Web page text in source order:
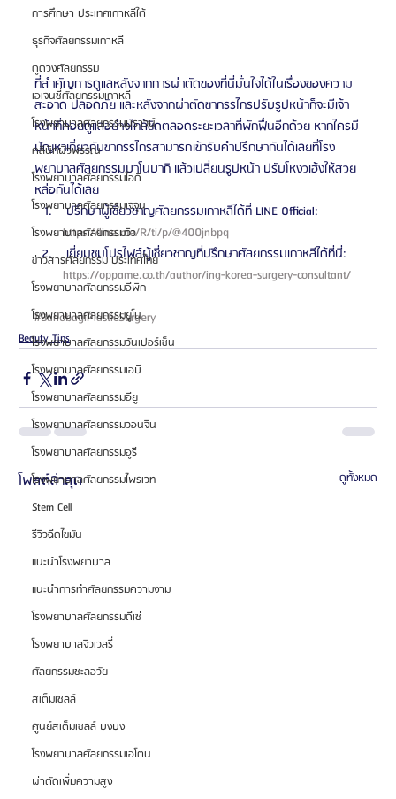
การศึกษา ประเทศเกาหลีใต้
ธุรกิจศัลยกรรมเกาหลี
ดูดวงศัลยกรรม
เอเจนซี่ศัลยกรรมเกาหลี
โรงพยาบาลศัลยกรรมบราวน์
คลินิกผิวพรรณ
โรงพยาบาลศัลยกรรมไอดี
โรงพยาบาลศัลยกรรมเจจุน
โรงพยาบาลศัลยกรรมวิว
ข่าวสารศัลยกรรม ประเทศไทย
โรงพยาบาลศัลยกรรมอีพิก
โรงพยาบาลศัลยกรรมยูโน
โรงพยาบาลศัลยกรรมวันเปอร์เซ็น
โรงพยาบาลศัลยกรรมเอบี
โรงพยาบาลศัลยกรรมอียู
โรงพยาบาลศัลยกรรมวอนจิน
โรงพยาบาลศัลยกรรมอูรี
โรงพยาบาลศัลยกรรมไพรเวท
Stem Cell
รีวิวฉีดไขมัน
แนะนำโรงพยาบาล
แนะนำการทำศัลยกรรมความงาม
โรงพยาบาลศัลยกรรมดีเซ่
โรงพยาบาลจิวเวลรี่
ศัลยกรรมชะลอวัย
สเต็มเซลล์
ศูนย์สเต็มเซลล์ บงบง
โรงพยาบาลศัลยกรรมเอโตน
ผ่าตัดเพิ่มความสูง
ที่สำคัญการดูแลหลังจากการผ่าตัดของที่นี่มั่นใจได้ในเรื่องของความ
สะอาด ปลอดภัย และหลังจากผ่าตัดขากรรไกรปรับรูปหน้าก็จะมีเจ้า
หน้าที่คอยดูแลอย่างใกล้ชิดตลอดระยะเวลาที่พักฟื้นอีกด้วย หากใครมี
ปัญหาเกี่ยวกับขากรรไกรสามารถเข้ารับคำปรึกษากันได้เลยที่โรง
พยาบาลศัลยกรรมบาโนบากิ แล้วเปลี่ยนรูปหน้า ปรับโหงวเฮ้งให้สวย
หล่อกันได้เลย
ปรึกษาผู้เชี่ยวชาญศัลยกรรมเกาหลีได้ที่ LINE Official:
https://line.me/R/ti/p/@400jnbpq
เยี่ยมชมโปรไฟล์ผู้เชี่ยวชาญที่ปรึกษาศัลยกรรมเกาหลีได้ที่นี่:
https://oppame.co.th/author/ing-korea-surgery-consultant/
#BanobagiPlasticSurgery
Beauty Tips
โพสต์ล่าสุด ดูทั้งหมด